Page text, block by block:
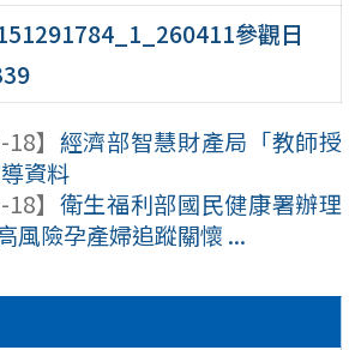
參觀日
】 經濟部智慧財產局「教師授
資料
】 衛生福利部國民健康署辦理
風險孕產婦追蹤關懷 ...